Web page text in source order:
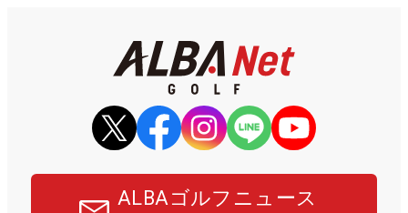
ALBAゴルフニュース